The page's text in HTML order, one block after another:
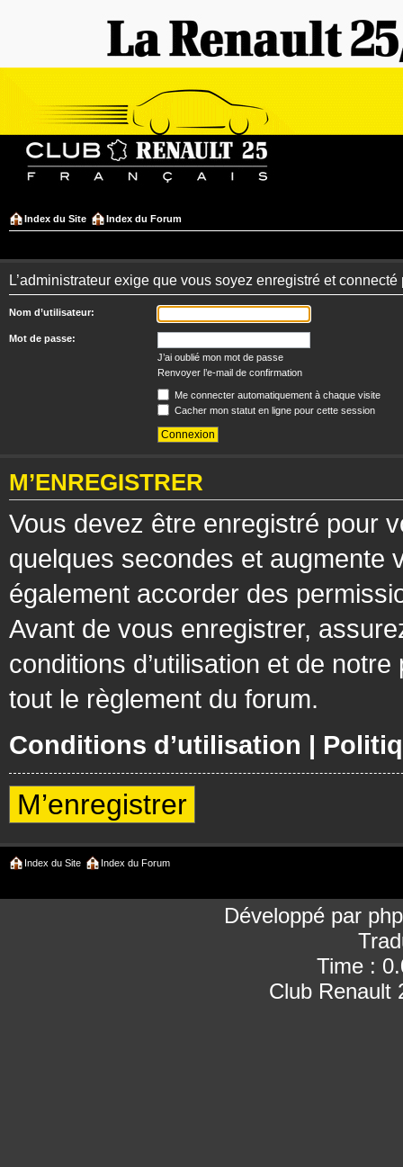
Index du Site Index du Forum
L’administrateur exige que vous soyez enregistré et
Nom d’utilisateur:
Mot de passe:
J’ai oublié mon mot de passe
Renvoyer l’e-mail de confirmation
Me connecter automatiquement à chaque visite
Cacher mon statut en ligne pour cette session
M’ENREGISTRER
Vous devez être enregistré pour
quelques secondes et augmente
également accorder des
Avant de vous enregistrer,
conditions d’utilisation et de
tout le règlement du forum.
Conditions d’utilisation |
M’enregistrer
Index du Site Index du Forum
Développé par
Time :
Club Renault